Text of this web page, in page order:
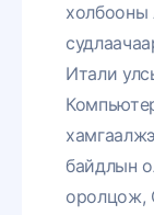
холбооны
Итали
байдлын
оролцож,